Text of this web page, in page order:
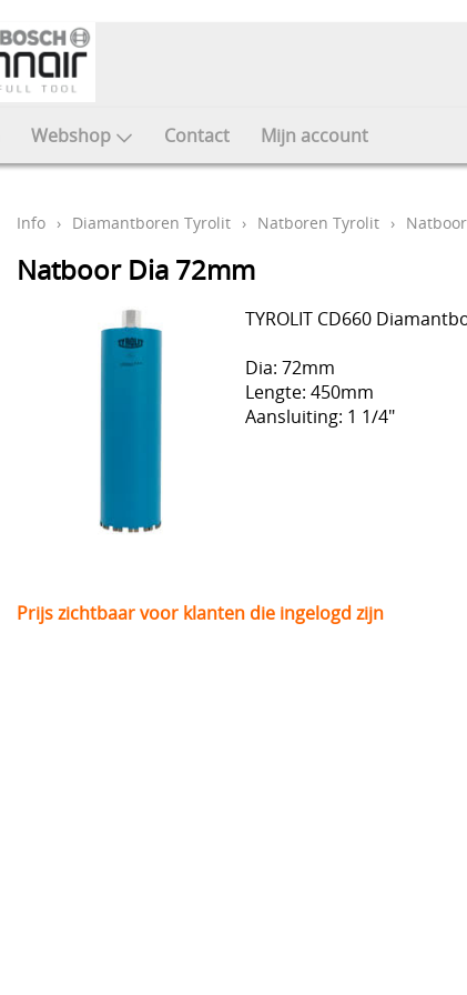
Webshop Contact Mijn account
Info › Diamantboren Tyrolit › Natboren Tyrolit ›
Natboor Dia 72mm
TYROLIT CD660
Dia: 72mm
Lengte: 450mm
Aansluiting: 1 1/4"
Prijs zichtbaar voor klanten die ingelogd zijn